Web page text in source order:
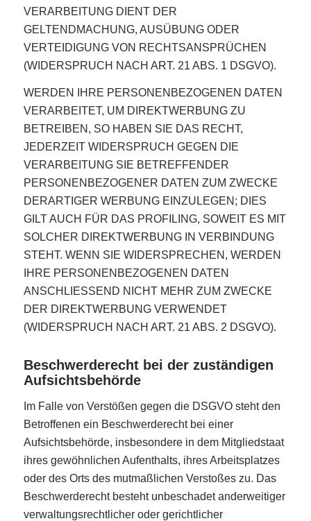
VERARBEITUNG DIENT DER
GELTENDMACHUNG, AUSÜBUNG ODER
VERTEIDIGUNG VON RECHTSANSPRÜCHEN
(WIDERSPRUCH NACH ART. 21 ABS. 1 DSGVO).
WERDEN IHRE PERSONENBEZOGENEN DATEN
VERARBEITET, UM DIREKTWERBUNG ZU
BETREIBEN, SO HABEN SIE DAS RECHT,
JEDERZEIT WIDERSPRUCH GEGEN DIE
VERARBEITUNG SIE BETREFFENDER
PERSONENBEZOGENER DATEN ZUM ZWECKE
DERARTIGER WERBUNG EINZULEGEN; DIES
GILT AUCH FÜR DAS PROFILING, SOWEIT ES MIT
SOLCHER DIREKTWERBUNG IN VERBINDUNG
STEHT. WENN SIE WIDERSPRECHEN, WERDEN
IHRE PERSONENBEZOGENEN DATEN
ANSCHLIESSEND NICHT MEHR ZUM ZWECKE
DER DIREKTWERBUNG VERWENDET
(WIDERSPRUCH NACH ART. 21 ABS. 2 DSGVO).
Beschwerde­recht bei der zuständigen
Aufsichts­behörde
Im Falle von Verstößen gegen die DSGVO steht den
Betroffenen ein Beschwerderecht bei einer
Aufsichtsbehörde, insbesondere in dem Mitgliedstaat
ihres gewöhnlichen Aufenthalts, ihres Arbeitsplatzes
oder des Orts des mutmaßlichen Verstoßes zu. Das
Beschwerderecht besteht unbeschadet anderweitiger
verwaltungsrechtlicher oder gerichtlicher